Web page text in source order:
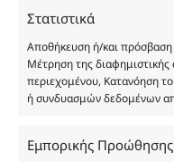
Στατιστικά
Αποθήκευση ή/και
Μέτρηση της
περιεχομένου, Κατανόηση
ή συνδυασμών δεδομένων
Εμπορικής Προώθησης
προϊόντων
Δημιουργών-Οίκων.
υπόκεινται σε
Με επιφύλαξη κάθε